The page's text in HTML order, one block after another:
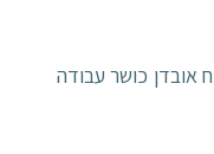
אובדן כושר עבודה